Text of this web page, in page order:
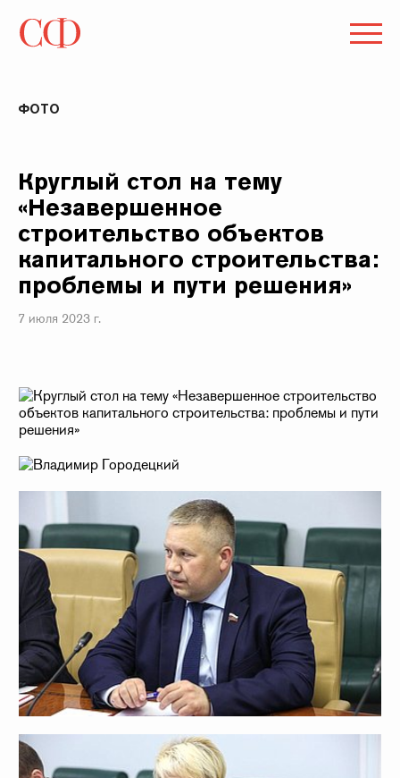
ФОТО
Круглый стол на тему
«Незавершенное
строительство объектов
капитального строительства:
проблемы и пути решения»
7 июля 2023 г.